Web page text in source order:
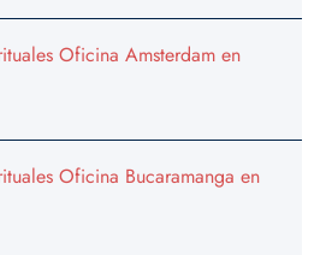
Oficina Amsterdam en
Oficina Bucaramanga en